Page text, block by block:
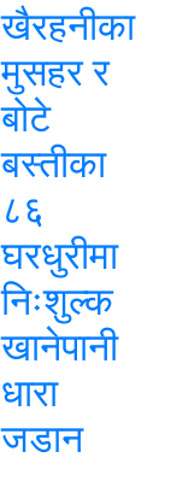
खैरहनीका
मुसहर र
बोटे
बस्तीका
८६
घरधुरीमा
निःशुल्क
खानेपानी
धारा
जडान